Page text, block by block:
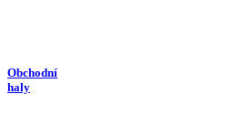
Obchodní
haly